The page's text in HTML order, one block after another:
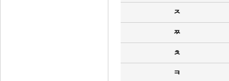
ㅈ
ㅉ
ㅊ
ㅋ